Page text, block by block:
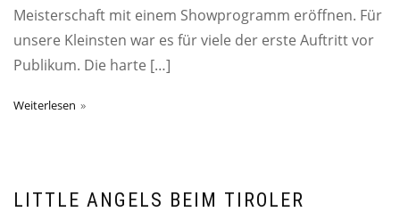
Meisterschaft mit einem Showprogramm eröffnen. Für
unsere Kleinsten war es für viele der erste Auftritt vor
Publikum. Die harte […]
Weiterlesen
LITTLE ANGELS BEIM TIROLER